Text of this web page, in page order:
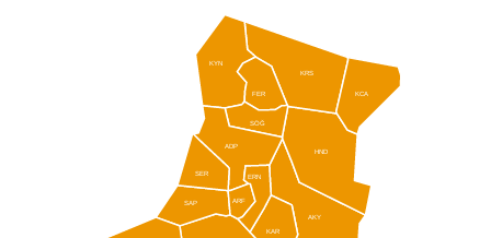
AKY
HND
KRS
KYN
SAP
KCA
FER
KAR
SÖĞ
ADP
ARF
ERN
SER